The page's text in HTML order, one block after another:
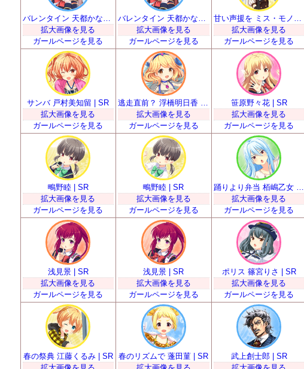
バレンタイン 天都かなた | SR
拡大画像を見る
ガールページを見る
バレンタイン 天都かなた | SR
拡大画像を見る
ガールページを見る
甘い声援を ミス・モノクローム | SR
拡大画像を見る
ガールページを見る
サンバ 戸村美知留 | SR
拡大画像を見る
ガールページを見る
逃走直前？ 浮橋明日香 | SR
拡大画像を見る
ガールページを見る
笹原野々花 | SR
拡大画像を見る
ガールページを見る
鴫野睦 | SR
拡大画像を見る
ガールページを見る
鴫野睦 | SR
拡大画像を見る
ガールページを見る
踊りより弁当 栢嶋乙女 | SR
拡大画像を見る
ガールページを見る
浅見景 | SR
拡大画像を見る
ガールページを見る
浅見景 | SR
拡大画像を見る
ガールページを見る
ポリス 篠宮りさ | SR
拡大画像を見る
ガールページを見る
春の祭典 江藤くるみ | SR
春のリズムで 蓬田菫 | SR
武上創士郎 | SR